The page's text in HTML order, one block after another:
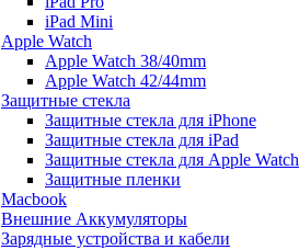
iPad Mini
Apple Watch
Apple Watch 38/40mm
Apple Watch 42/44mm
Защитные стекла
Защитные стекла для iPhone
Защитные стекла для iPad
Защитные стекла для Apple Watch
Защитные пленки
Macbook
Внешние Аккумуляторы
Зарядные устройства и кабели